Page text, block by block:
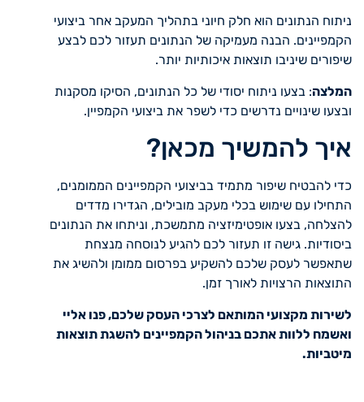
ניתוח הנתונים הוא חלק חיוני בתהליך המעקב אחר ביצועי
הקמפיינים. הבנה מעמיקה של הנתונים תעזור לכם לבצע
שיפורים שיניבו תוצאות איכותיות יותר.
המלצה: בצעו ניתוח יסודי של כל הנתונים, הסיקו מסקנות
ובצעו שינויים נדרשים כדי לשפר את ביצועי הקמפיין.
איך להמשיך מכאן?
כדי להבטיח שיפור מתמיד בביצועי הקמפיינים הממומנים,
התחילו עם שימוש בכלי מעקב מובילים, הגדירו מדדים
להצלחה, בצעו אופטימיזציה מתמשכת, וניתחו את הנתונים
ביסודיות. גישה זו תעזור לכם להגיע לנוסחה מנצחת
שתאפשר לעסק שלכם להשקיע בפרסום ממומן ולהשיג את
התוצאות הרצויות לאורך זמן.
לשירות מקצועי המותאם לצרכי העסק שלכם, פנו אליי
ואשמח ללוות אתכם בניהול הקמפיינים להשגת תוצאות
מיטביות.